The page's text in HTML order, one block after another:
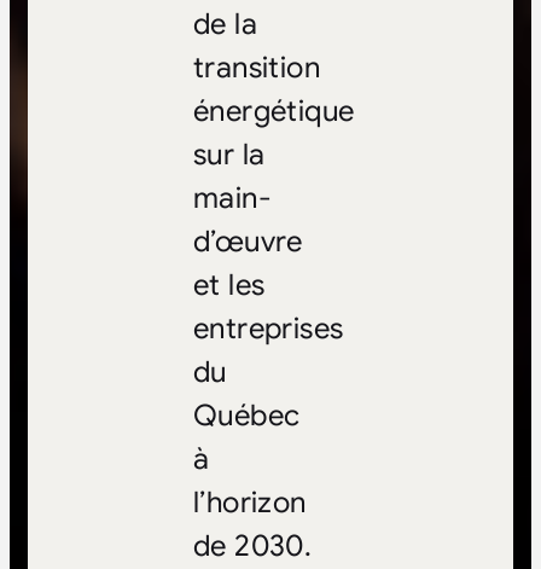
de la
transition
énergétique
sur la
main-
d’œuvre
et les
entreprises
du
Québec
à
l’horizon
de 2030.